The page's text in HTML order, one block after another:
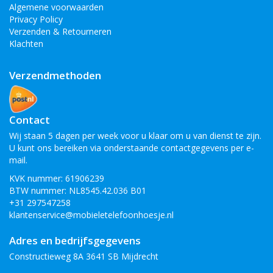
Algemene voorwaarden
Privacy Policy
Verzenden & Retourneren
Klachten
Verzendmethoden
Contact
Wij staan 5 dagen per week voor u klaar om u van dienst te zijn.
U kunt ons bereiken via onderstaande contactgegevens per e-
mail.
KVK nummer: 61906239
BTW nummer: NL8545.42.036 B01
+31 297547258
klantenservice@mobieletelefoonhoesje.nl
Adres en bedrijfsgegevens
Constructieweg 8A 3641 SB Mijdrecht